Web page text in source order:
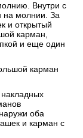
Внутри с
на молнии. За
и открытый
карман,
и еще один
карман
оба
и карман с